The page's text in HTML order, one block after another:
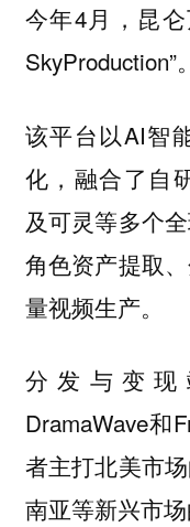
今年4月，昆
SkyProduction”。
该平台以AI智
化，融合了自
及可灵等多个
角色资产提取
量视频生产。
分发与变
DramaWave和
者主打北美市
南亚等新兴市场